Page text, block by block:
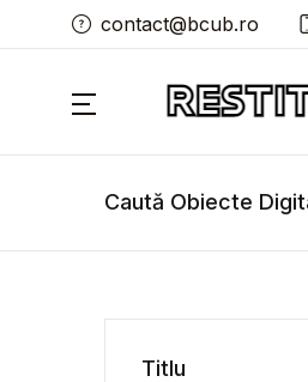
contact@bcub.ro
Caută Obiecte
Titlu